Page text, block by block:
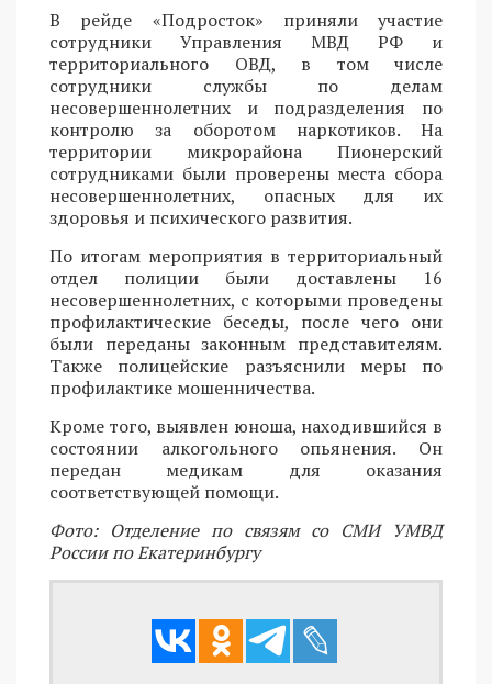
В рейде «Подросток» приняли участие
сотрудники Управления МВД РФ и
территориального ОВД, в том числе
сотрудники службы по делам
несовершеннолетних и подразделения по
контролю за оборотом наркотиков. На
территории микрорайона Пионерский
сотрудниками были проверены места сбора
несовершеннолетних, опасных для их
здоровья и психического развития.
По итогам мероприятия в территориальный
отдел полиции были доставлены 16
несовершеннолетних, с которыми проведены
профилактические беседы, после чего они
были переданы законным представителям.
Также полицейские разъяснили меры по
профилактике мошенничества.
Кроме того, выявлен юноша, находившийся в
состоянии алкогольного опьянения. Он
передан медикам для оказания
соответствующей помощи.
Фото: Отделение по связям со СМИ УМВД
России по Екатеринбургу